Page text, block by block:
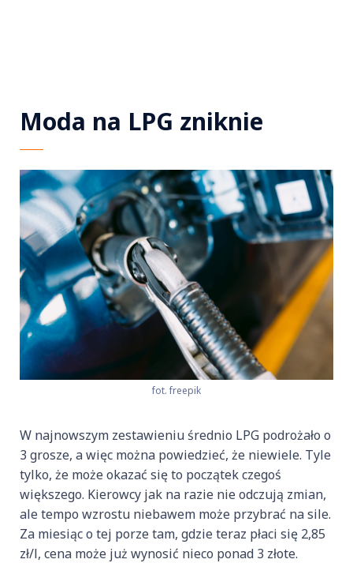
Moda na LPG zniknie
fot. freepik
W najnowszym zestawieniu średnio LPG podrożało o
3 grosze, a więc można powiedzieć, że niewiele. Tyle
tylko, że może okazać się to początek czegoś
większego. Kierowcy jak na razie nie odczują zmian,
ale tempo wzrostu niebawem może przybrać na sile.
Za miesiąc o tej porze tam, gdzie teraz płaci się 2,85
zł/l, cena może już wynosić nieco ponad 3 złote.